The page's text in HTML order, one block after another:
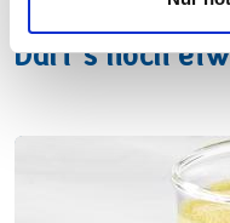
Darf’s noch